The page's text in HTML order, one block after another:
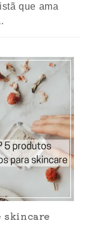
que ama
skincare